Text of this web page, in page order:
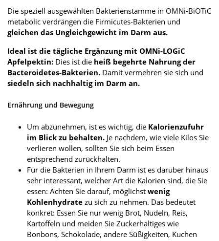
Die speziell ausgewählten Bakterienstämme in OMNi-BiOTiC
metabolic verdrängen die Firmicutes-Bakterien und
gleichen das Ungleichgewicht im Darm aus.
Ideal ist die tägliche Ergänzung mit OMNi-LOGiC
Apfelpektin: Dies ist die heiß begehrte Nahrung der
Bacteroidetes-Bakterien. Damit vermehren sie sich und
siedeln sich nachhaltig im Darm an.
Ernährung und Bewegung
Um abzunehmen, ist es wichtig, die Kalorienzufuhr
im Blick zu behalten. Je nachdem, wie viele Kilos Sie
verlieren wollen, sollten Sie sich beim Essen
entsprechend zurückhalten.
Für die Bakterien in Ihrem Darm ist es darüber hinaus
sehr interessant, welcher Art die Kalorien sind, die Sie
essen: Achten Sie darauf, möglichst wenig
Kohlenhydrate zu sich zu nehmen. Das bedeutet
konkret: Essen Sie nur wenig Brot, Nudeln, Reis,
Kartoffeln und meiden Sie Zuckerhaltiges wie
Bonbons, Schokolade, andere Süßigkeiten, Kuchen